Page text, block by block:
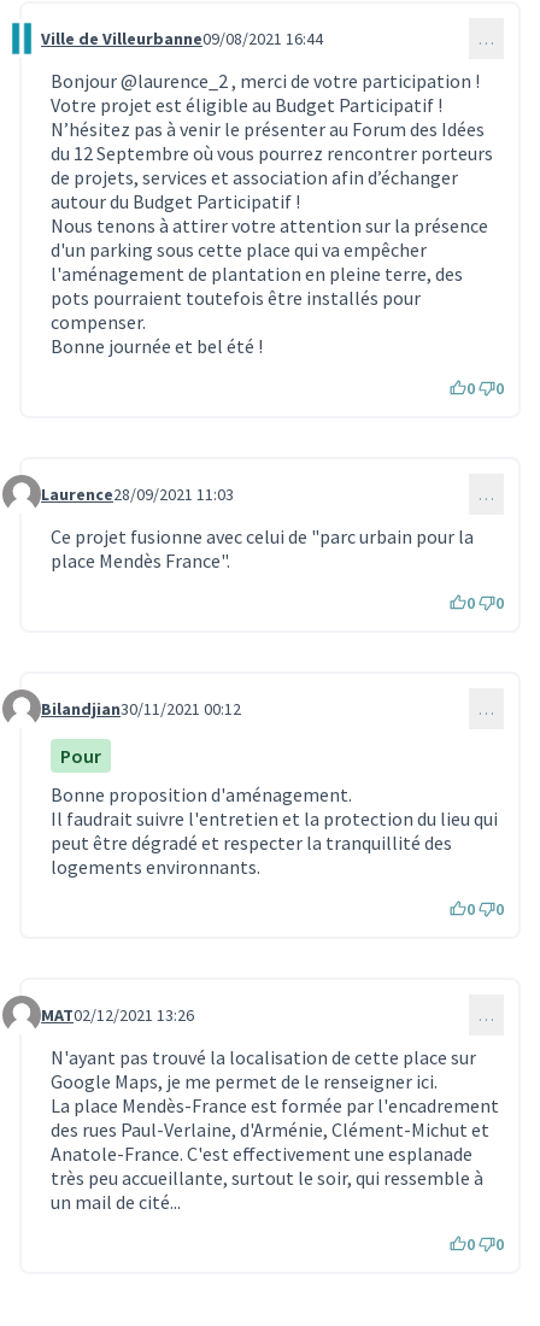
Commentaire 858
Ville de Villeurbanne09/08/2021 16:44 …
Bonjour@laurence_2 , merci de votre participation !
Votre projet est éligible au Budget Participatif !
N’hésitez pas à venir le présenter au Forum des Idées
du 12 Septembre où vous pourrez rencontrer porteurs
de projets, services et association afin d’échanger
autour du Budget Participatif !
Nous tenons à attirer votre attention sur la présence
d'un parking sous cette place qui va empêcher
l'aménagement de plantation en pleine terre, des
pots pourraient toutefois être installés pour
compenser.
Bonne journée et bel été !
0 0
Commentaire 1137
Laurence28/09/2021 11:03 …
Ce projet fusionne avec celui de "parc urbain pour la
place Mendès France".
0 0
Commentaire 1244
Bilandjian30/11/2021 00:12 …
Pour
Bonne proposition d'aménagement.
Il faudrait suivre l'entretien et la protection du lieu qui
peut être dégradé et respecter la tranquillité des
logements environnants.
0 0
Commentaire 1260
MAT02/12/2021 13:26 …
N'ayant pas trouvé la localisation de cette place sur
Google Maps, je me permet de le renseigner ici.
La place Mendès-France est formée par l'encadrement
des rues Paul-Verlaine, d'Arménie, Clément-Michut et
Anatole-France. C'est effectivement une esplanade
très peu accueillante, surtout le soir, qui ressemble à
un mail de cité...
0 0